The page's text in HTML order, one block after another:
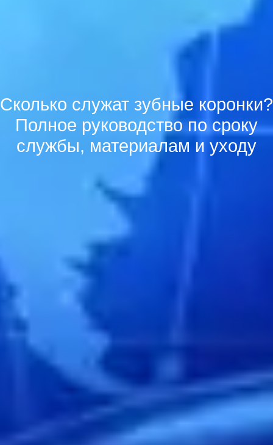
Сколько служат зубные коронки?
Полное руководство по сроку
службы, материалам и уходу